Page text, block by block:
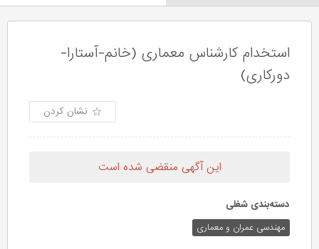
استخدام کارشناس معماری (خانم-آستارا-
دورکاری)
نشان کردن
این آگهی منقضی شده است
دسته‌بندی شغلی
مهندسی عمران و معماری